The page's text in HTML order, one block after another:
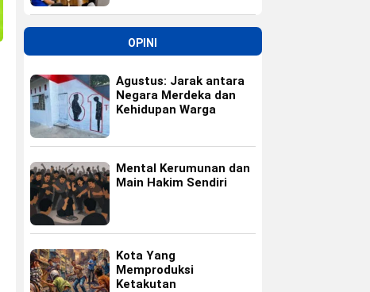
OPINI
Agustus: Jarak antara
Negara Merdeka dan
Kehidupan Warga
Mental Kerumunan dan
Main Hakim Sendiri
Kota Yang
Memproduksi
Ketakutan